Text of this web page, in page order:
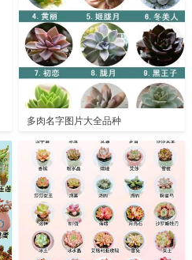
多肉名字图片大全品种